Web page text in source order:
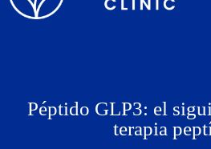
Péptido GLP3: el
terapia